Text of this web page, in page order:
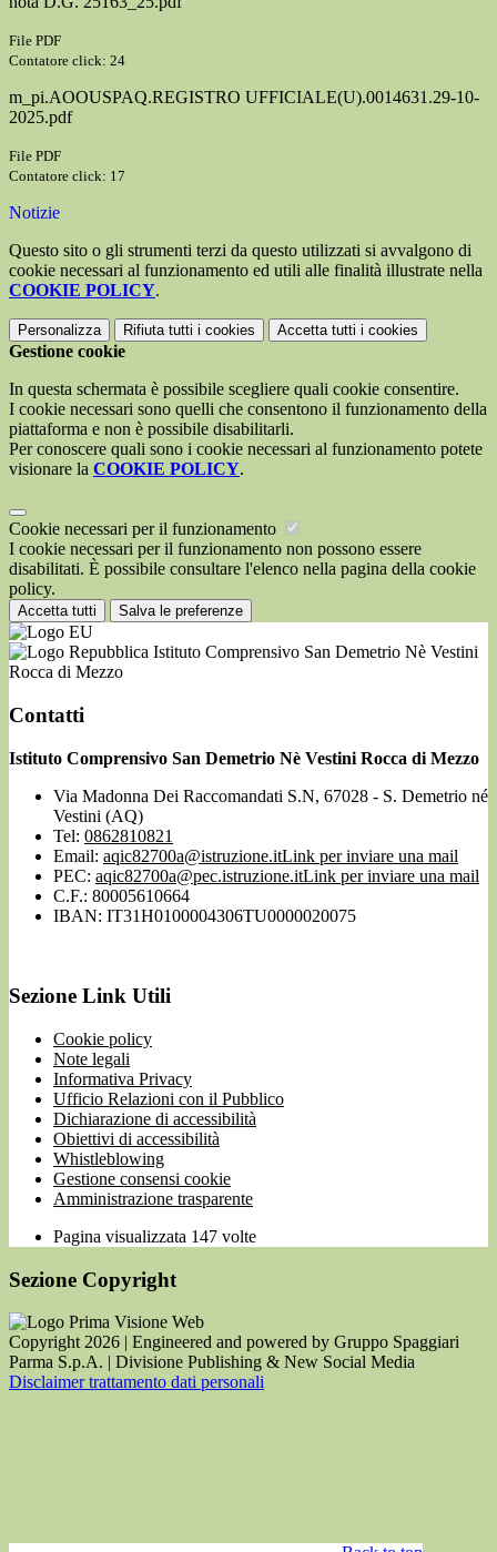
File PDF
Contatore click: 24
m_pi.AOOUSPAQ.REGISTRO UFFICIALE(U).0014631.29-10-
2025.pdf
File PDF
Contatore click: 17
Notizie
Questo sito o gli strumenti terzi da questo utilizzati si avvalgono di
cookie necessari al funzionamento ed utili alle finalità illustrate nella
COOKIE POLICY.
Personalizza Rifiuta tutti i cookies Accetta tutti i cookies
Gestione cookie
In questa schermata è possibile scegliere quali cookie consentire.
I cookie necessari sono quelli che consentono il funzionamento della
piattaforma e non è possibile disabilitarli.
Per conoscere quali sono i cookie necessari al funzionamento potete
visionare la COOKIE POLICY.
Cookie necessari per il funzionamento
I cookie necessari per il funzionamento non possono essere
disabilitati. È possibile consultare l'elenco nella pagina della cookie
policy.
Accetta tutti Salva le preferenze
Istituto Comprensivo San Demetrio Nè Vestini
Rocca di Mezzo
Contatti
Istituto Comprensivo San Demetrio Nè Vestini Rocca di Mezzo
Via Madonna Dei Raccomandati S.N, 67028 - S. Demetrio né
Vestini (AQ)
Tel: 0862810821
Email: aqic82700a@istruzione.itLink per inviare una mail
PEC: aqic82700a@pec.istruzione.itLink per inviare una mail
C.F.: 80005610664
IBAN: IT31H0100004306TU0000020075
Sezione Link Utili
Cookie policy
Note legali
Informativa Privacy
Ufficio Relazioni con il Pubblico
Dichiarazione di accessibilità
Obiettivi di accessibilità
Whistleblowing
Gestione consensi cookie
Amministrazione trasparente
Pagina visualizzata 147 volte
Sezione Copyright
Copyright 2026 | Engineered and powered by Gruppo Spaggiari
Parma S.p.A. | Divisione Publishing & New Social Media
Disclaimer trattamento dati personali